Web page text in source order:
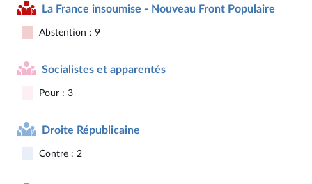
La France insoumise - Nouveau Front Populaire
Abstention : 9
Socialistes et apparentés
Pour : 3
Droite Républicaine
Contre : 2